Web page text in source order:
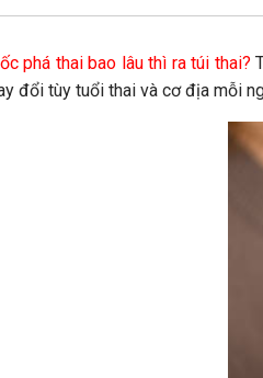
phá thai bao lâu thì ra túi thai?
đổi tùy tuổi thai và cơ địa mỗi